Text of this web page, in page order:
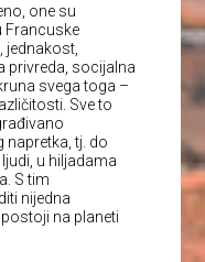
one su
Francuske
jednakost,
privreda, socijalna
svega toga –
Sve to
napretka, tj. do
u hiljadama
S tim
nijedna
na planeti